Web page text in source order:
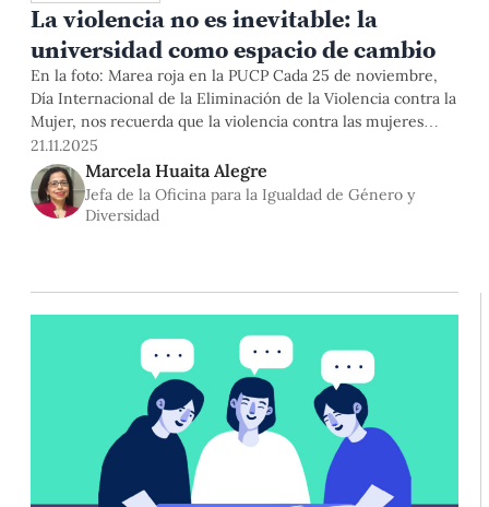
La violencia no es inevitable: la
universidad como espacio de cambio
En la foto: Marea roja en la PUCP Cada 25 de noviembre,
Día Internacional de la Eliminación de la Violencia contra la
Mujer, nos recuerda que la violencia contra las mujeres
sigue siendo una de las violaciones de derechos humanos
más extendidas, normalizadas y persistentes de nuestro
tiempo. Lo vemos en las cifras, pero también en
21.11.2025
Marcela Huaita Alegre
Jefa de la Oficina para la Igualdad de Género y
Diversidad